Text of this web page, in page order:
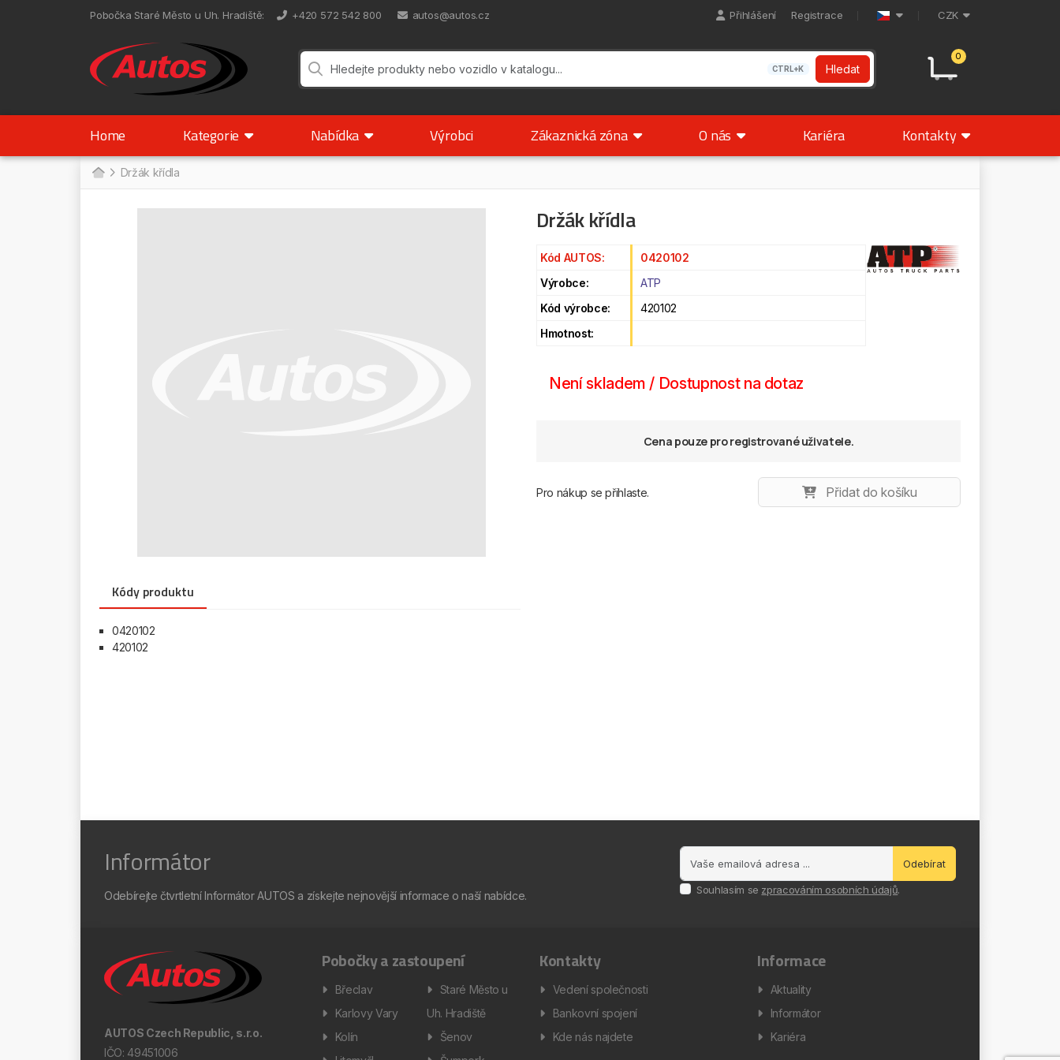
Pobočka Staré Město u Uh. Hradiště: +420 572 542 800 autos@autos.cz Přihlášení Registrace CZK
0
CTRL+K Hledat
Home Kategorie Nabídka Výrobci Zákaznická zóna O nás Kariéra Kontakty
Držák křídla
Držák křídla
Kód AUTOS:
0420102
Výrobce:
ATP
Kód výrobce:
420102
Hmotnost:
Není skladem / Dostupnost na dotaz
Cena pouze pro registrované uživatele.
Pro nákup se přihlaste. Přidat do košíku
Kódy produktu
0420102
420102
Informátor
Odebírejte čtvrtletní Informátor AUTOS a získejte nejnovější informace o naší nabídce.
Odebírat
Souhlasím se zpracováním osobních údajů.
AUTOS Czech Republic, s.r.o.
IČO: 49451006
Pobočky a zastoupení
Břeclav
Karlovy Vary
Kolín
Staré Město u
Uh. Hradiště
Šenov
Kontakty
Vedení společnosti
Bankovní spojení
Kde nás najdete
Informace
Aktuality
Informátor
Kariéra